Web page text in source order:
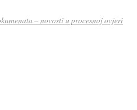
– novosti u procesnoj ovjeri